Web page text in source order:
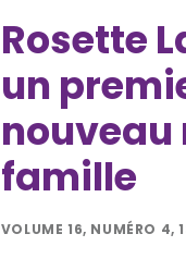
Rosette
un
nouveau
famille
VOLUME 16, NUMÉRO 4,